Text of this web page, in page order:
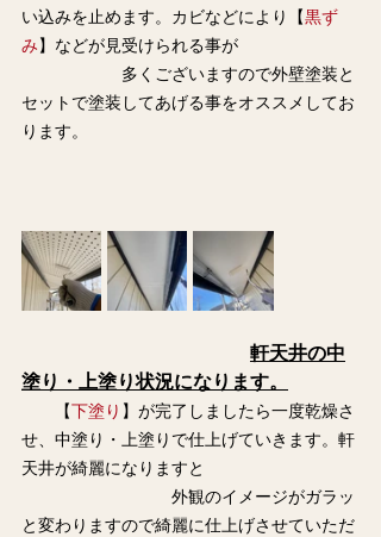
い込みを止めます。カビなどにより【黒ず
み】などが見受けられる事が
多くございますので外壁塗装と
セットで塗装してあげる事をオススメしてお
ります。
軒天井の中
塗り・上塗り状況になります。
【下塗り 】が完了しましたら一度乾燥さ
せ、中塗り・上塗りで仕上げていきます。軒
天井が綺麗になりますと
外観のイメージがガラッ
と変わりますので綺麗に仕上げさせていただ